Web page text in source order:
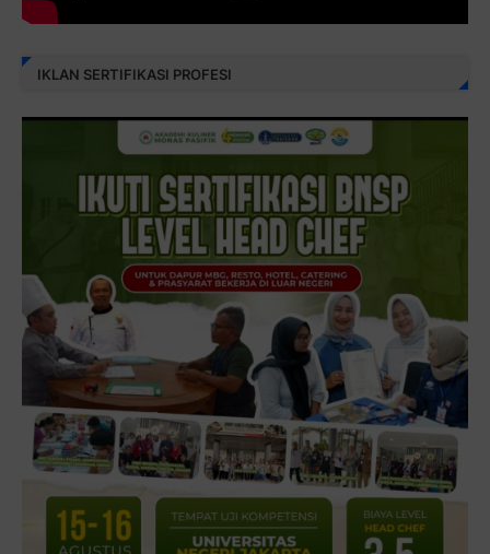
IKLAN SERTIFIKASI PROFESI